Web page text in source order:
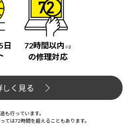
日
72時間以内 ※2
の修理対応
しく見る
も行っています。
ては72時間を超えることもあります。